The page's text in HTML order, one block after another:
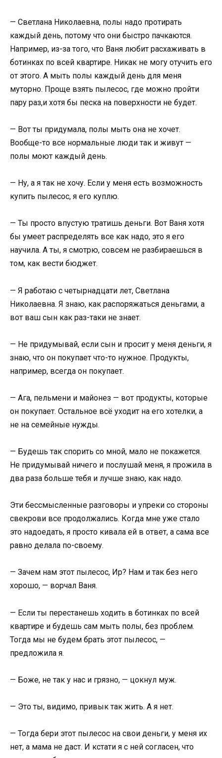
— Светлана Николаевна, полы надо протирать
каждый день, потому что они быстро пачкаются.
Например, из-за того, что Ваня любит расхаживать в
ботинках по всей квартире. Никак не могу отучить его
от этого. А мыть полы каждый день для меня
муторно. Проще взять пылесос, где можно пройти
пару раз,и хотя бы песка на поверхности не будет.
— Вот ты придумала, полы мыть она не хочет.
Вообще-то все нормальные люди так и живут —
полы моют каждый день.
— Ну, а я так не хочу. Если у меня есть возможность
купить пылесос, я его куплю.
— Ты просто впустую тратишь деньги. Вот Ваня хотя
бы умеет распределять все как надо, это я его
научила. А ты, я смотрю, совсем не разбираешься в
том, как вести бюджет.
— Я работаю с четырнадцати лет, Светлана
Николаевна. Я знаю, как распоряжаться деньгами, а
вот ваш сын как раз-таки не знает.
— Не придумывай, если сын и просит у меня деньги, я
знаю, что он покупает что-то нужное. Продукты,
например, всегда он покупает.
— Ага, пельмени и майонез — вот продукты, которые
он покупает. Остальное всё уходит на его хотелки, а
не на семейные нужды.
— Будешь так спорить со мной, мало не покажется.
Не придумывай ничего и послушай меня, я прожила в
два раза больше тебя и лучше знаю, как надо.
Эти бессмысленные разговоры и упреки со стороны
свекрови все продолжались. Когда мне уже стало
это надоедать, я просто кивала ей в ответ, а сама все
равно делала по-своему.
— Зачем нам этот пылесос, Ир? Нам и так без него
хорошо, — ворчал Ваня.
— Если ты перестанешь ходить в ботинках по всей
квартире и будешь сам мыть полы, без проблем.
Тогда мы не будем брать этот пылесос, —
предложила я.
— Боже, не так у нас и грязно, — цокнул муж.
— Это ты, видимо, привык так жить. А я нет.
— Тогда бери этот пылесос на свои деньги, у меня их
нет, а мама не даст. И кстати я с ней согласен, что